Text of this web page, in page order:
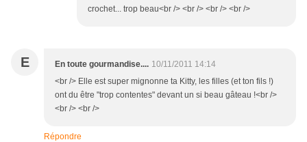
crochet... trop beau<br /> <br /> <br /> <br />
E En toute gourmandise.... 10/11/2011 14:14
<br /> Elle est super mignonne ta Kitty, les filles (et ton fils !)
ont du être "trop contentes" devant un si beau gâteau !<br />
<br /> <br />
Répondre